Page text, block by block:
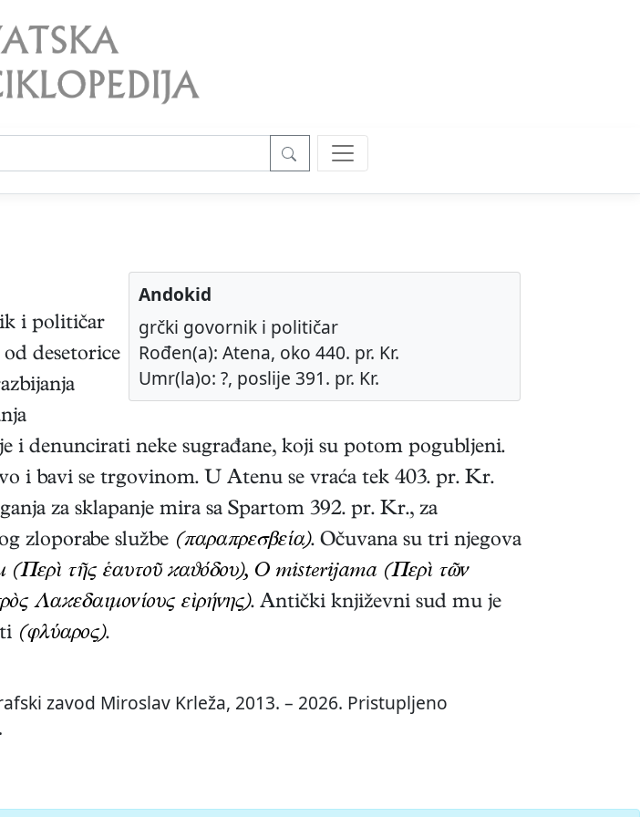
Andokid
grčki govornik i političar
Rođen(a): Atena, oko 440. pr. Kr.
Umr(la)o: ?, poslije 391. pr. Kr.
i političar
od desetorice
denuncirati neke sugrađane, koji su potom pogubljeni.
i bavi se trgovinom. U Atenu se vraća tek 403. pr. Kr.
za sklapanje mira sa Spartom 392. pr. Kr., za
zloporabe službe (παραπρεσβεία). Očuvana su tri njegova
τῆς ἑαυτοῦ ϰαϑόδου), O misterijama (Περὶ τῶν
Λαϰεδαιμονίους εἰρήνης). Antički književni sud mu je
(φλύαρος).
zavod Miroslav Krleža, 2013. – 2026. Pristupljeno